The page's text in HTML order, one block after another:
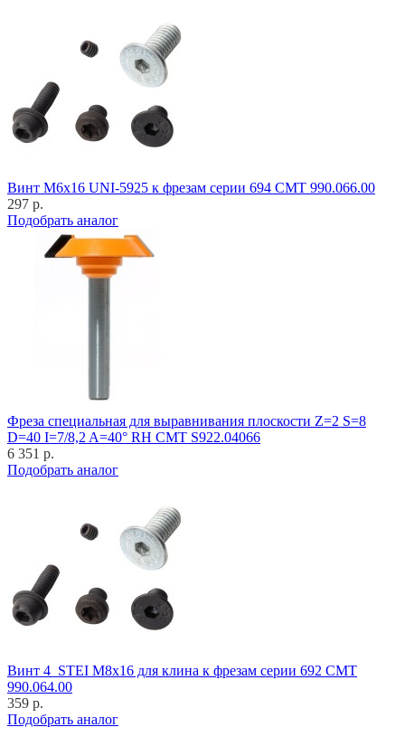
Винт M6x16 UNI-5925 к фрезам серии 694 CMT 990.066.00
297 р.
Подобрать аналог
Фреза специальная для выравнивания плоскости Z=2 S=8
D=40 I=7/8,2 A=40° RH CMT S922.04066
6 351 р.
Подобрать аналог
Винт 4_STEI M8x16 для клина к фрезам серии 692 CMT
990.064.00
359 р.
Подобрать аналог